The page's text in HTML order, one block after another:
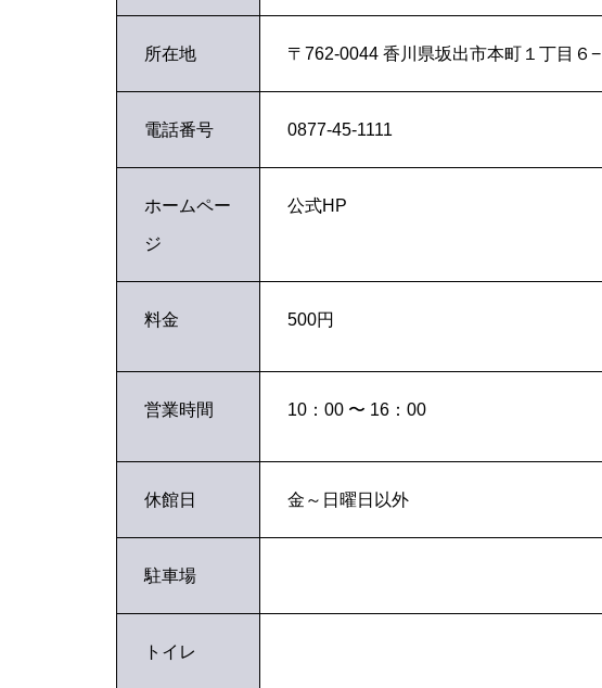
所在地 〒762-0044 香川県坂出市本町１丁目６−
電話番号 0877-45-1111
ホームペー
ジ
公式HP
料金 500円
営業時間 10：00 〜 16：00
休館日 金～日曜日以外
駐車場
トイレ